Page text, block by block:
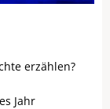
erzählen?
Jahr